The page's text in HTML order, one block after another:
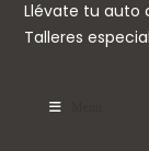
Llévate tu auto
Talleres